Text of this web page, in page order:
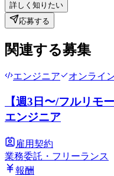
詳しく知りたい
応募する
関連する募集
エンジニア オンライ
【週3日〜/フルリモ
エンジニア
雇用契約
業務委託・フリーランス
報酬